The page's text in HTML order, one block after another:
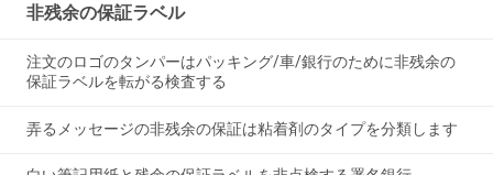
非残余の保証ラベル
注文のロゴのタンパーはパッキング/車/銀行のために非残余の
保証ラベルを転がる検査する
弄るメッセージの非残余の保証は粘着剤のタイプを分類します